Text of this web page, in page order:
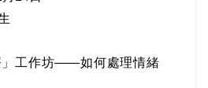
」工作坊——如何處理情緒